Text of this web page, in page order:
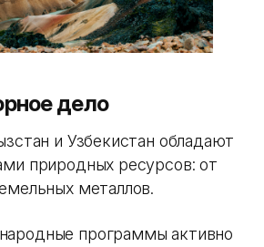
дело
и Узбекистан обладают
природных ресурсов: от
металлов.
программы активно